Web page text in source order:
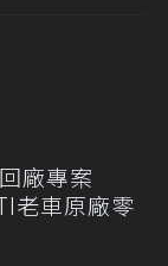
廠專案
老車原廠零